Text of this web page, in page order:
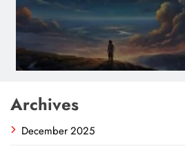
Archives
December 2025